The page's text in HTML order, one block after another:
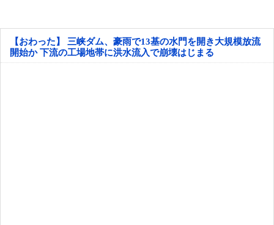
【おわった】 三峡ダム、豪雨で13基の水門を開き大規模放流
開始か 下流の工場地帯に洪水流入で崩壊はじまる